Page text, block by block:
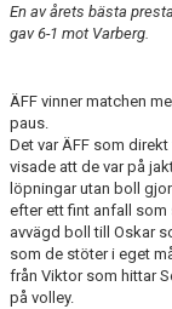
En av årets bästa
gav 6-1 mot Varberg.
ÄFF vinner matchen
paus.
Det var ÄFF som
visade att de var på
löpningar utan boll
efter ett fint anfall som
avvägd boll till Oskar
som de stöter i eget
från Viktor som hittar
på volley.